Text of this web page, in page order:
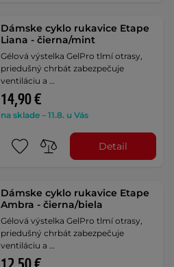
Dámske cyklo rukavice Etape
Liana - čierna/mint
Gélová výstelka GelPro tlmí otrasy,
priedušný chrbát zabezpečuje
ventiláciu a …
14,90 €
na sklade – 11.8. u Vás
Detail
Dámske cyklo rukavice Etape
Ambra - čierna/biela
Gélová výstelka GelPro tlmí otrasy,
priedušný chrbát zabezpečuje
ventiláciu a …